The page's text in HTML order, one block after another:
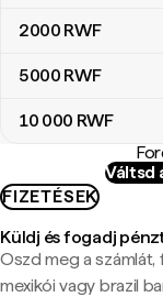
2000 RWF
5000 RWF
10 000 RWF
Váltsd
FIZETÉSEK
Küldj és fogadj
Oszd meg a
mexikói vagy brazil